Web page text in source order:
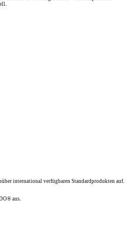
international verfügbaren Standardprodukten auf.
aus.